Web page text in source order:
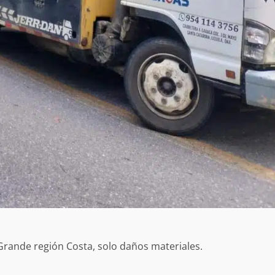
región Costa, solo daños materiales.
“Juana
Avanza con orden y tranquilidad el proceso
electoral extraordinario de Santiago Xanica:
Jesús Romero
7 agosto 2026
a la
Pedro
¡Histórico! Bukele elimina el presupuesto a
los partidos políticos.